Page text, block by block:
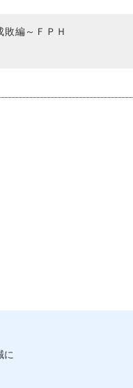
敗編～ＦＰＨ
に